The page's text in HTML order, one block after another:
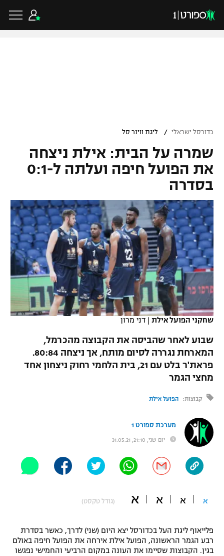
VOD
רץ ברשת
תוצאות
לוח שידורים
ברחבה
"מעל הליגה" – פודקאסט
"מחצית בשכונה" – פודקאסט
משתתפים וזוכים בפרסים
תקנון משתתפים וזוכים בפרסים
תקנון עבור פעילות אלקטרה
טניס
גביע הטוטו
ליגיונרים
גביע המדינה
נבחרת ישראל
מכבי חיפה
בית"ר ירושלים
מכבי תל אביב
הפועל חיפה
הפועל באר שבע
בני יהודה
ליגת האלופות
ליגה אירופית
ליגה אנגלית
ליגה גרמנית
ליגה ספרדית
ליגה איטלקית
ליגה צרפתית
ליגה הולנדית
ליגה טורקית
ליגה סינית
כדורסל ישראלי
ליגת ווינר סל
ליגה לאומית
כדורסל נשים
מכבי תל אביב
הפועל חולון
הפועל ירושלים
כדורסל עולמי
NBA
יורוליג
יורוקאפ
ענפים נוספים
טניס
כדוריד
כדורעף
שחייה
ג'ודו
אגרוף
ספורט אולימפי
UFC
היאבקות WWE
אופניים
ספורט מוטורי
פוטבול אמריקאי NFL
כדורסל ישראלי / ליגת ווינר סל
שמרה על הבית: אילת ניצחה
את הפועל חיפה ועלתה ל-0:1
בסדרה
שחקני הפועל אילת | דני מרון
שבוע לאחר שהביסה את הקבוצה מהכרמל,
המארחת נגררה לסיום מותח, אך ניצחה 80:84.
פראת'ר בלט עם 21, בית הלחמי רחוק ניצחון אחד
מחצי הגמר
קבוצות: הפועל אילת
מערכת ספורט 1
יום שני, 21:10, 31.05.21
א א א א (גודל טקסט)
פלייאוף ליגת העל בכדורסל יצא היום (שני) לדרך, כאשר בסדרת
רבע הגמר הראשונה, הפועל אילת אירחה את הפועל חיפה באולם
בגין. הקבוצות שסיימו את העונה במקום הרביעי והחמישי נפגשו